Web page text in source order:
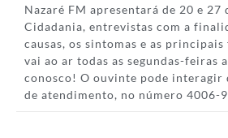
Nazaré FM apresentará de 20 e
Cidadania, entrevistas com a
causas, os sintomas e as
vai ao ar todas as segundas-
conosco! O ouvinte pode interagir
de atendimento, no número 4006-